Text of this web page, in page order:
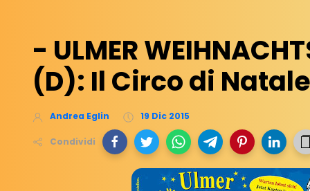
- ULMER
(D): Il Circo di
Andrea Eglin 19 Dic 2015
Condividi